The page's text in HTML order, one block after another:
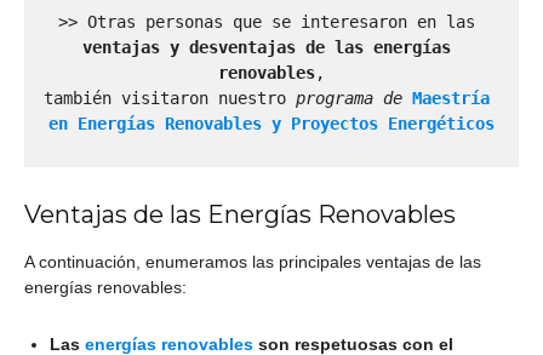
ventajas y desventajas de las energías
renovables,
también visitaron nuestro programa de Maestría
en Energías Renovables y Proyectos Energéticos
Ventajas de las Energías Renovables
A continuación, enumeramos las principales ventajas de las
energías renovables:
Las energías renovables son respetuosas con el